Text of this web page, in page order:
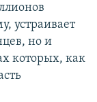
устраивает
но и
которых, как